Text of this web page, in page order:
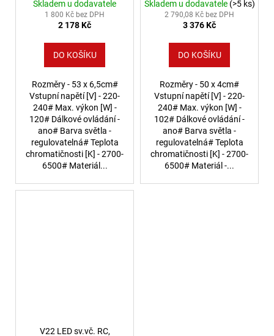
multicolor,IP20
Skladem u dodavatele
1 800 Kč bez DPH
2 178 Kč
DO KOŠÍKU
Rozměry - 53 x 6,5cm#
Vstupní napětí [V] - 220-
240# Max. výkon [W] -
120# Dálkové ovládání -
ano# Barva světla -
regulovatelná# Teplota
chromatičnosti [K] - 2700-
6500# Materiál...
Skladem u dodavatele (>5 ks)
2 790,08 Kč bez DPH
3 376 Kč
DO KOŠÍKU
Rozměry - 50 x 4cm#
Vstupní napětí [V] - 220-
240# Max. výkon [W] -
102# Dálkové ovládání -
ano# Barva světla -
regulovatelná# Teplota
chromatičnosti [K] - 2700-
6500# Materiál -...
V22 LED sv.vč. RC,